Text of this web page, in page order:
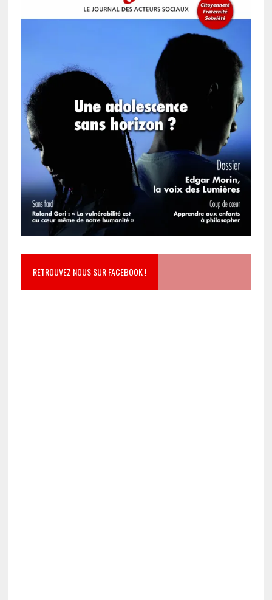
RETROUVEZ NOUS SUR FACEBOOK !